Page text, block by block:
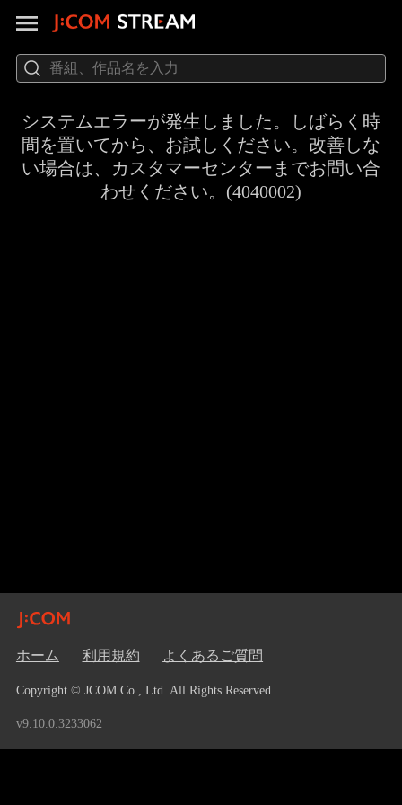
システムエラーが発生しました。しばらく時
間を置いてから、お試しください。改善しな
い場合は、カスタマーセンターまでお問い合
わせください。(4040002)
ホーム 利用規約 よくあるご質問
Copyright © JCOM Co., Ltd. All Rights Reserved.
v9.10.0.3233062